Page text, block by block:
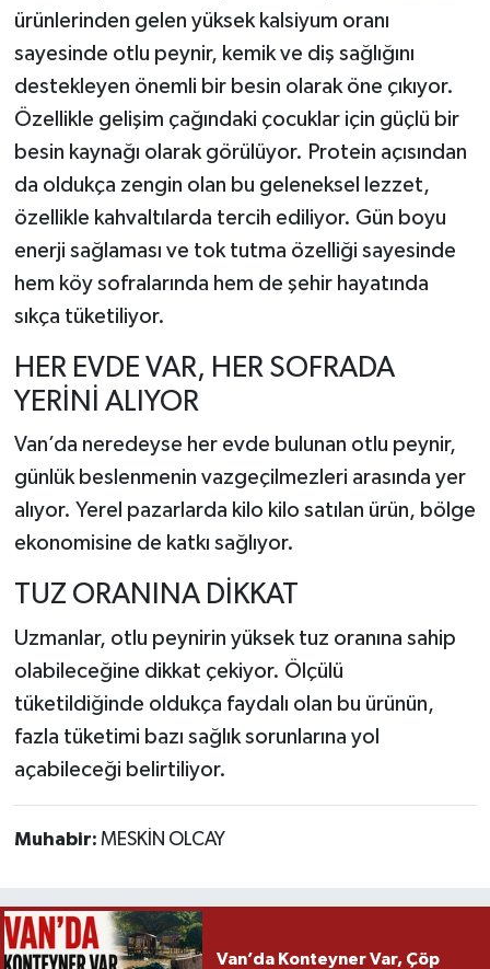
ürünlerinden gelen yüksek kalsiyum oranı
sayesinde otlu peynir, kemik ve diş sağlığını
destekleyen önemli bir besin olarak öne çıkıyor.
Özellikle gelişim çağındaki çocuklar için güçlü bir
besin kaynağı olarak görülüyor. Protein açısından
da oldukça zengin olan bu geleneksel lezzet,
özellikle kahvaltılarda tercih ediliyor. Gün boyu
enerji sağlaması ve tok tutma özelliği sayesinde
hem köy sofralarında hem de şehir hayatında
sıkça tüketiliyor.
HER EVDE VAR, HER SOFRADA
YERİNİ ALIYOR
Van’da neredeyse her evde bulunan otlu peynir,
günlük beslenmenin vazgeçilmezleri arasında yer
alıyor. Yerel pazarlarda kilo kilo satılan ürün, bölge
ekonomisine de katkı sağlıyor.
TUZ ORANINA DİKKAT
Uzmanlar, otlu peynirin yüksek tuz oranına sahip
olabileceğine dikkat çekiyor. Ölçülü
tüketildiğinde oldukça faydalı olan bu ürünün,
fazla tüketimi bazı sağlık sorunlarına yol
açabileceği belirtiliyor.
Muhabir: MESKİN OLCAY
Van’da Konteyner Var, Çöp